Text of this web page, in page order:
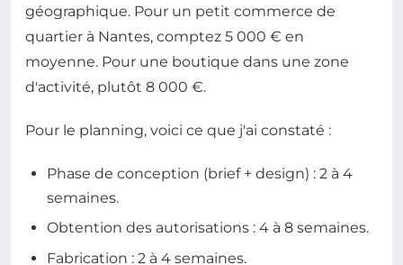
géographique. Pour un petit commerce de
quartier à Nantes, comptez 5 000 € en
moyenne. Pour une boutique dans une zone
d'activité, plutôt 8 000 €.
Pour le planning, voici ce que j'ai constaté :
Phase de conception (brief + design) : 2 à 4
semaines.
Obtention des autorisations : 4 à 8 semaines.
Fabrication : 2 à 4 semaines.